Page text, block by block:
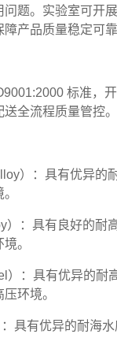
问题。实验室可开
产品质量稳定可靠
标准，
全流程质量管控。
）：具有优异的
）：具有良好的耐
。
）：具有优异的耐
环境。
具有优异的耐海